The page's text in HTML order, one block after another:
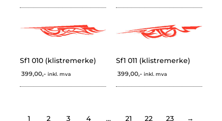
Sf1 010 (klistremerke)
399,00,- inkl. mva
Sf1 011 (klistremerke)
399,00,- inkl. mva
1 2 3 4 … 21 22 23 →